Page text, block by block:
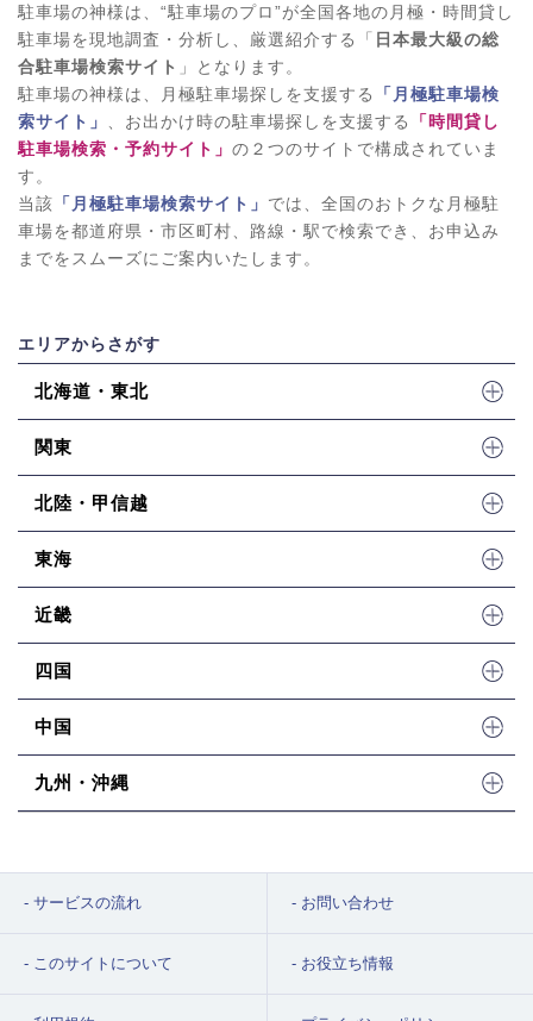
駐車場の神様は、“駐車場のプロ”が全国各地の月極・時間貸し
駐車場を現地調査・分析し、厳選紹介する「 日本最大級の総
合駐車場検索サイト 」となります。
駐車場の神様は、月極駐車場探しを支援する
「月極駐車場検
索サイト」
、お出かけ時の駐車場探しを支援する
「時間貸し
駐車場検索・予約サイト」 の２つのサイトで構成されていま
す。
当該 「月極駐車場検索サイト」 では、全国のおトクな月極駐
車場を都道府県・市区町村、路線・駅で検索でき、お申込み
までをスムーズにご案内いたします。
エリアからさがす
北海道・東北
関東
北陸・甲信越
東海
近畿
四国
中国
九州・沖縄
サービスの流れ お問い合わせ
このサイトについて お役立ち情報